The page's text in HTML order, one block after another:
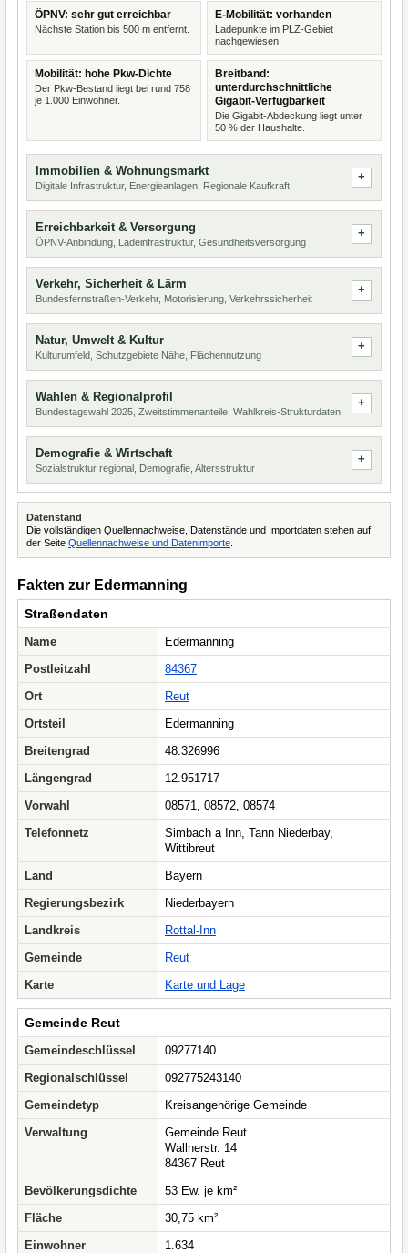
ÖPNV: sehr gut erreichbar
Nächste Station bis 500 m entfernt.
E-Mobilität: vorhanden
Ladepunkte im PLZ-Gebiet
nachgewiesen.
Mobilität: hohe Pkw-Dichte
Der Pkw-Bestand liegt bei rund 758
je 1.000 Einwohner.
Breitband:
unterdurchschnittliche
Gigabit-Verfügbarkeit
Die Gigabit-Abdeckung liegt unter
50 % der Haushalte.
Immobilien & Wohnungsmarkt
Digitale Infrastruktur, Energieanlagen, Regionale Kaufkraft
Erreichbarkeit & Versorgung
ÖPNV-Anbindung, Ladeinfrastruktur, Gesundheitsversorgung
Verkehr, Sicherheit & Lärm
Bundesfernstraßen-Verkehr, Motorisierung, Verkehrssicherheit
Natur, Umwelt & Kultur
Kulturumfeld, Schutzgebiete Nähe, Flächennutzung
Wahlen & Regionalprofil
Bundestagswahl 2025, Zweitstimmenanteile, Wahlkreis-Strukturdaten
Demografie & Wirtschaft
Sozialstruktur regional, Demografie, Altersstruktur
Datenstand
Die vollständigen Quellennachweise, Datenstände und Importdaten stehen auf
der Seite Quellennachweise und Datenimporte
Fakten zur Edermanning
Straßendaten
Name
Edermanning
Postleitzahl
84367
Ort
Reut
Ortsteil
Edermanning
Breitengrad
48.326996
Längengrad
12.951717
Vorwahl
08571, 08572, 08574
Telefonnetz
Simbach a Inn, Tann Niederbay,
Wittibreut
Land
Bayern
Regierungsbezirk
Niederbayern
Landkreis
Rottal-Inn
Gemeinde
Reut
Karte
Karte und Lage
Gemeinde Reut
Gemeindeschlüssel
09277140
Regionalschlüssel
092775243140
Gemeindetyp
Kreisangehörige Gemeinde
Verwaltung
Gemeinde Reut
Wallnerstr. 14
84367 Reut
Bevölkerungsdichte
53 Ew. je km²
Fläche
30,75 km²
Einwohner
1.634